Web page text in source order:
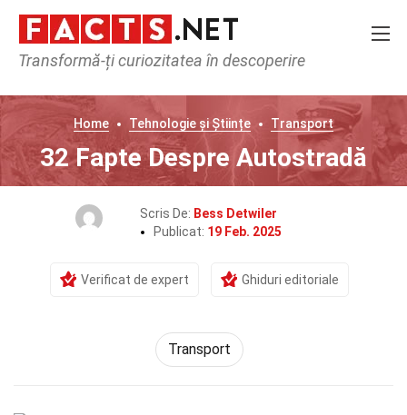
Transformă-ți curiozitatea în descoperire
Home Tehnologie și Științe Transport
32 Fapte Despre Autostradă
Scris De: Bess Detwiler
Publicat: 19 Feb. 2025
Verificat de expert Ghiduri editoriale
Transport